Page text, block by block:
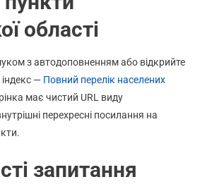
області
з автодоповненням або відкрийте
— Повний перелік населених
має чистий URL виду
перехресні посилання на
запитання